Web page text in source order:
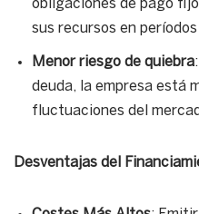
obligaciones de pago
sus recursos en
Menor riesgo de quiebra
deuda, la empresa está
fluctuaciones del
Desventajas del